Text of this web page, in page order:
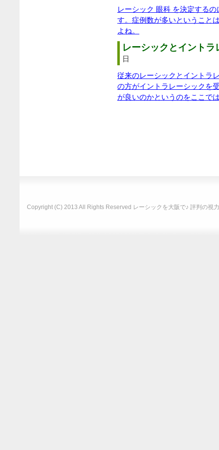
レーシック 眼科 を決定する
す。症例数が多いということ
よね。
レーシックとイント
日
従来のレーシックとイントラ
の方がイントラレーシックを
が良いのかというのをここで
Copyright (C) 2013 All Rights Reserved レーシックを大阪で♪ 評判の視